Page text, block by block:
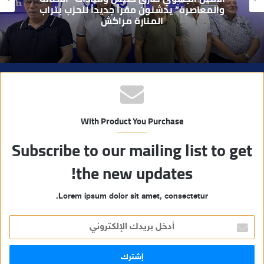
ي
ب
يطيح بقاصر مشتبه في تورطه في سرقة
مسلحة..
With Product You Purchase
Subscribe to our mailing list to get
the new updates!
Lorem ipsum dolor sit amet, consectetur.
خ
ل